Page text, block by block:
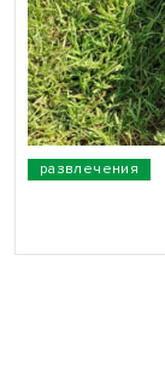
развлечения